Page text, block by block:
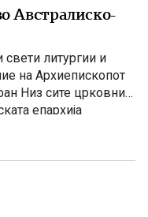
Австралиско-
литургии и
на Архиепископот
Низ сите црковни
епархија
одбележан
биле отслужени